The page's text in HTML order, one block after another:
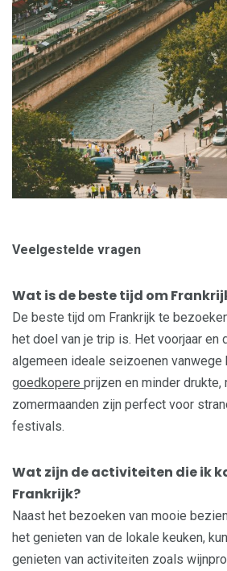
Veelgestelde vragen
Wat is de beste tijd om
De beste tijd om Frankrijk te
het doel van je trip is. Het voorjaar en
algemeen ideale seizoenen vanwege
goedkopere prijzen en minder drukte,
zomermaanden zijn perfect voor
festivals.
Wat zijn de activiteiten die ik
Frankrijk?
Naast het bezoeken van mooie
het genieten van de lokale keuken,
genieten van activiteiten zoals